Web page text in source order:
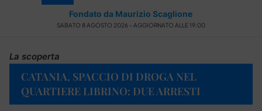
Fondato da Maurizio Scaglione
SABATO 8 AGOSTO 2026 - AGGIORNATO ALLE 19:00
La scoperta
CATANIA, SPACCIO DI DROGA NEL
QUARTIERE LIBRINO: DUE ARRESTI